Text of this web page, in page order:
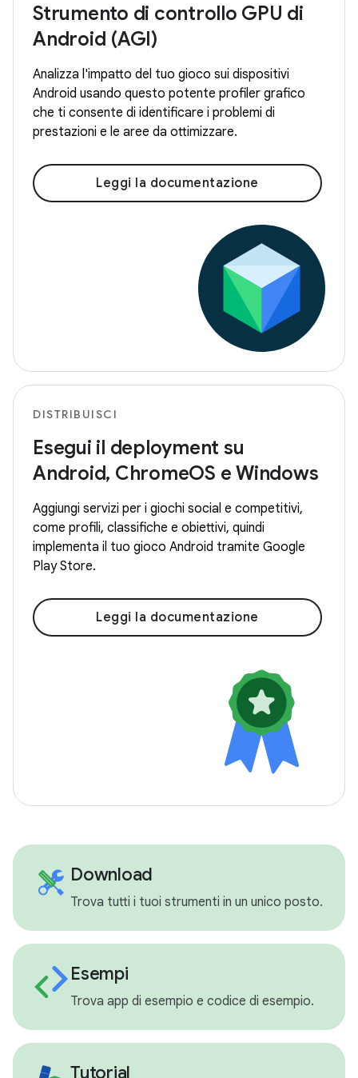
Strumento di controllo GPU di
Android (AGI)
Analizza l'impatto del tuo gioco sui dispositivi
Android usando questo potente profiler grafico
che ti consente di identificare i problemi di
prestazioni e le aree da ottimizzare.
Leggi la documentazione
DISTRIBUISCI
Esegui il deployment su
Android, ChromeOS e Windows
Aggiungi servizi per i giochi social e competitivi,
come profili, classifiche e obiettivi, quindi
implementa il tuo gioco Android tramite Google
Play Store.
Leggi la documentazione
Download
Trova tutti i tuoi strumenti in un unico posto.
Esempi
Trova app di esempio e codice di esempio.
Tutorial